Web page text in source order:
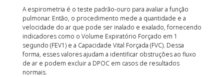
A espirometria é o teste padrão-ouro para avaliar a função
pulmonar. Então, o procedimento mede a quantidade e a
velocidade do ar que pode ser inalado e exalado, fornecendo
indicadores como o Volume Expiratório Forçado em 1
segundo (FEV1) e a Capacidade Vital Forçada (FVC). Dessa
forma, esses valores ajudam a identificar obstruções ao fluxo
de ar e podem excluir a DPOC em casos de resultados
normais​.